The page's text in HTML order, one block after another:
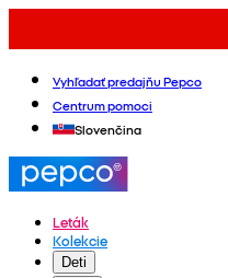
Vyhľadať predajňu Pepco
Centrum pomoci
Slovenčina
Leták
Kolekcie
Deti